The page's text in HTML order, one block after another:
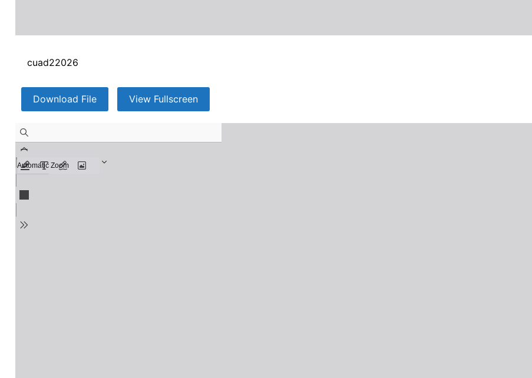
cuad22026
Download File View Fullscreen